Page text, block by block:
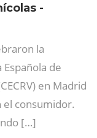
-
la
de
en Madrid
el consumidor.
[…]